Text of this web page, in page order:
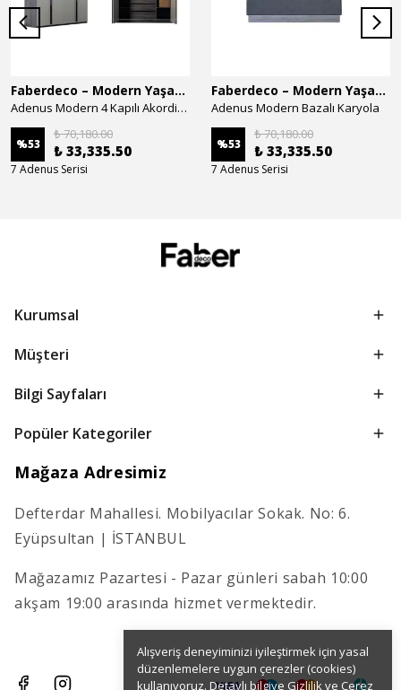
Alışveriş deneyiminizi iyileştirmek için yasal
düzenlemelere uygun çerezler (cookies)
kullanıyoruz. Detaylı bilgiye Gizlilik ve Çerez
Faberdeco – Modern Yaşam Alanları İçin Özel Tasarım Mobilyalar
Adenus Modern 4 Kapılı Akordion Dolap
%53
₺ 70,180.00
₺ 33,335.50
7 Adenus Serisi
Faberdeco – Modern Yaşam Alanları İçin Özel Tasarım Mobilyalar
Adenus Modern Bazalı Karyola
%53
₺ 70,180.00
₺ 33,335.50
7 Adenus Serisi
Kurumsal
Müşteri
Bilgi Sayfaları
Popüler Kategoriler
Mağaza Adresimiz
Defterdar Mahallesi. Mobilyacılar Sokak. No: 6.
Eyüpsultan | İSTANBUL
Mağazamız Pazartesi - Pazar günleri sabah 10:00
akşam 19:00 arasında hizmet vermektedir.